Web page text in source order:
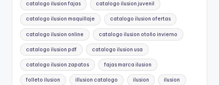
catalogo ilusion fajas catalogo ilusion juvenil
catalogo ilusion maquillaje catalogo ilusion ofertas
catalogo ilusion online catalogo ilusion otoño invierno
catalogo ilusion pdf catalogo ilusion usa
catalogo ilusion zapatos fajas marca ilusion
folleto ilusion illusion catalogo ilusion ilusion